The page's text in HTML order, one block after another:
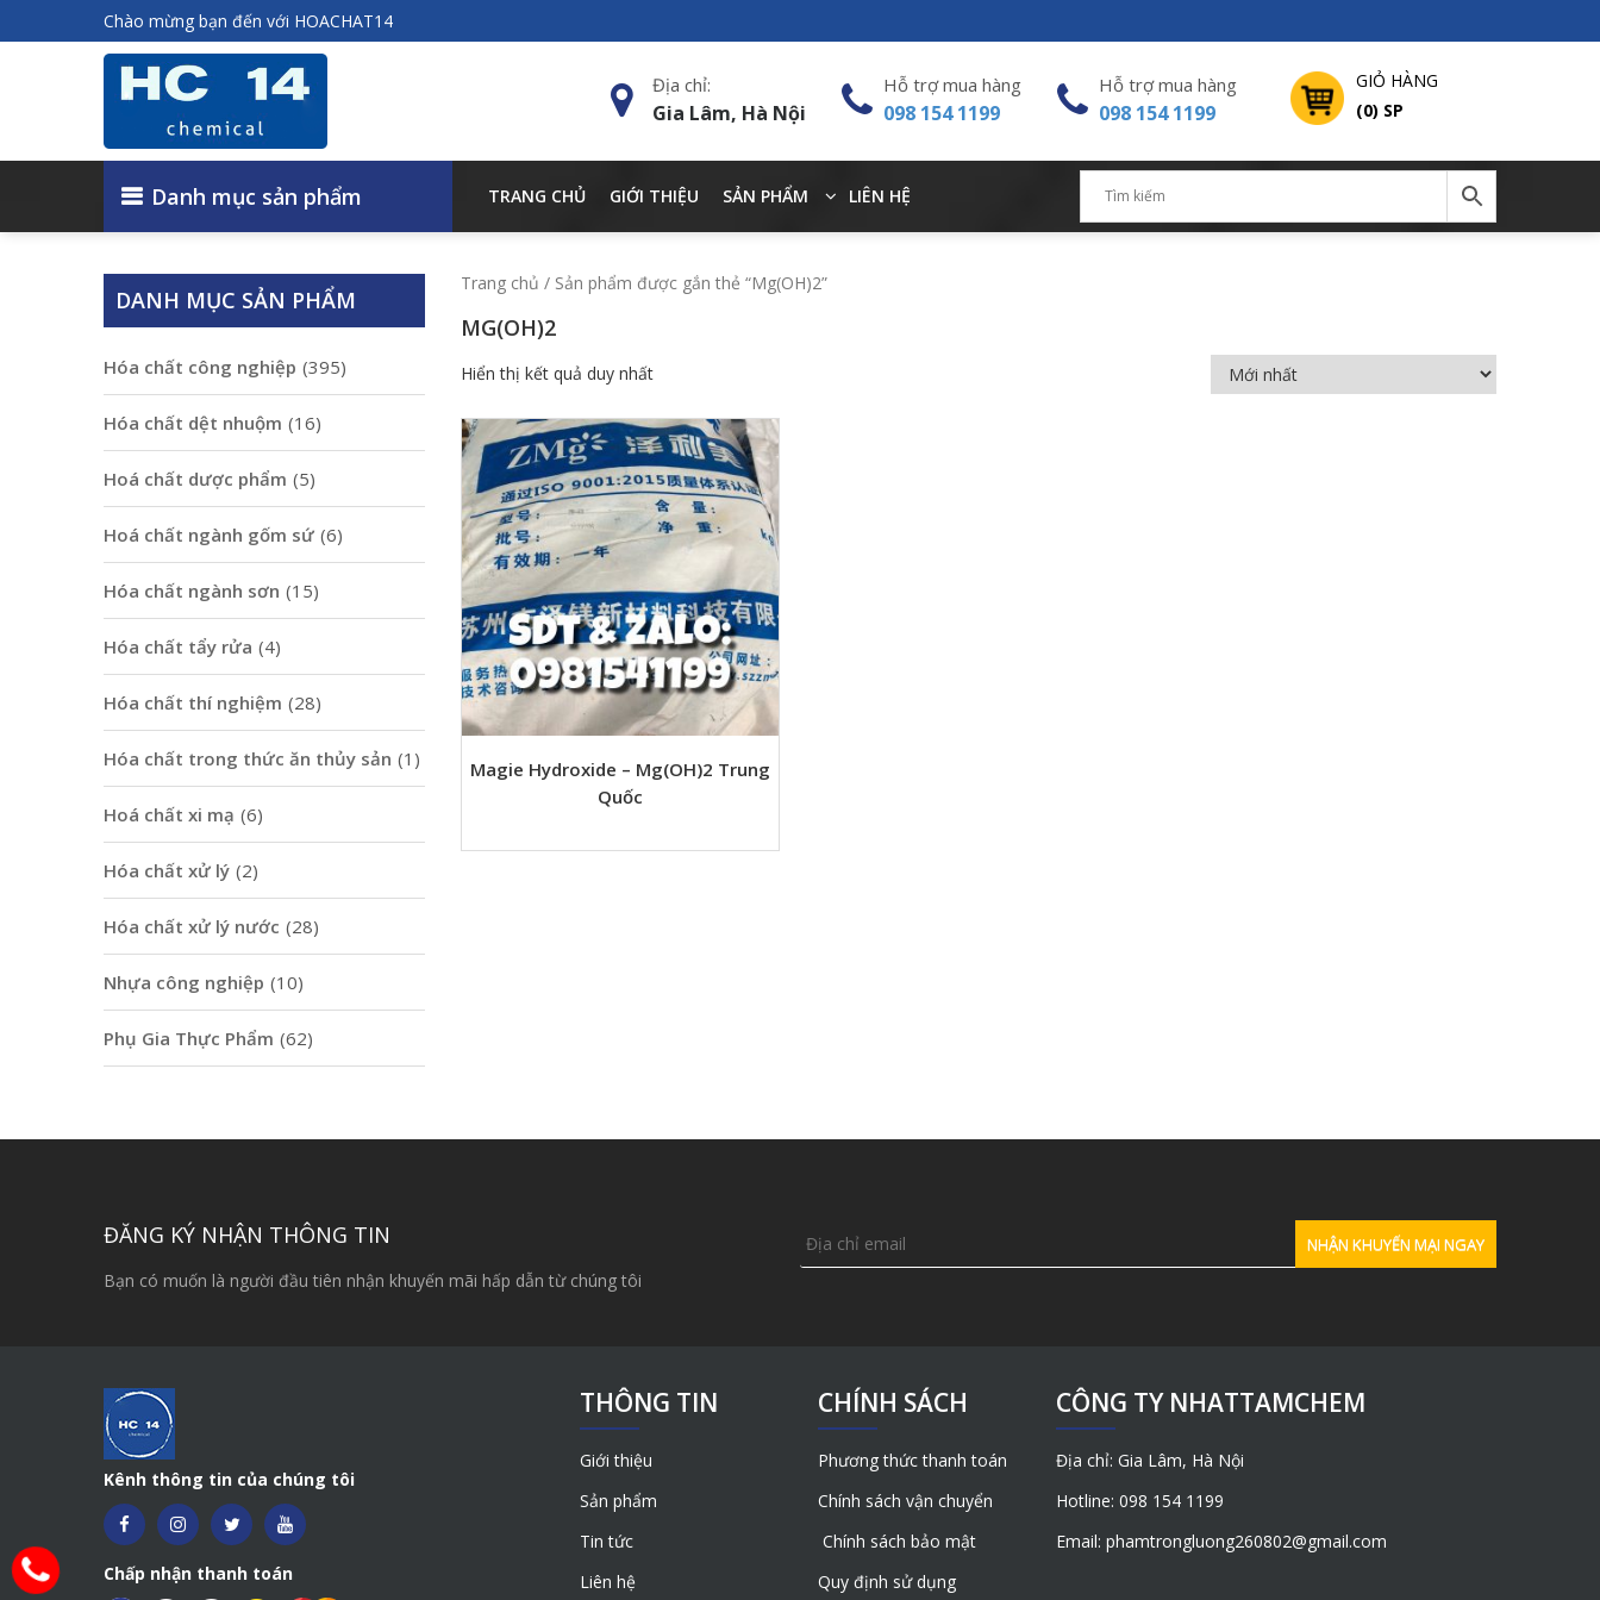
Chào mừng bạn đến với HOACHAT14
GIỎ HÀNG
(0) SP
Địa chỉ:
Gia Lâm, Hà Nội
Hỗ trợ mua hàng
098 154 1199
Hỗ trợ mua hàng
098 154 1199
Danh mục sản phẩm TRANG CHỦ GIỚI THIỆU SẢN PHẨM LIÊN HỆ
Trang chủ / Sản phẩm được gắn thẻ “Mg(OH)2”
MG(OH)2
Hiển thị kết quả duy nhất
Magie Hydroxide – Mg(OH)2 Trung
Quốc
DANH MỤC SẢN PHẨM
Hóa chất công nghiệp (395)
Hóa chất dệt nhuộm (16)
Hoá chất dược phẩm (5)
Hoá chất ngành gốm sứ (6)
Hóa chất ngành sơn (15)
Hóa chất tẩy rửa (4)
Hóa chất thí nghiệm (28)
Hóa chất trong thức ăn thủy sản (1)
Hoá chất xi mạ (6)
Hóa chất xử lý (2)
Hóa chất xử lý nước (28)
Nhựa công nghiệp (10)
Phụ Gia Thực Phẩm (62)
ĐĂNG KÝ NHẬN THÔNG TIN
Bạn có muốn là người đầu tiên nhận khuyến mãi hấp dẫn từ chúng tôi
Kênh thông tin của chúng tôi
Chấp nhận thanh toán
THÔNG TIN
Giới thiệu
Sản phẩm
Tin tức
Liên hệ
CHÍNH SÁCH
Phương thức thanh toán
Chính sách vận chuyển
Chính sách bảo mật
Quy định sử dụng
CÔNG TY NHATTAMCHEM
Địa chỉ: Gia Lâm, Hà Nội
Hotline: 098 154 1199
Email: phamtrongluong260802@gmail.com